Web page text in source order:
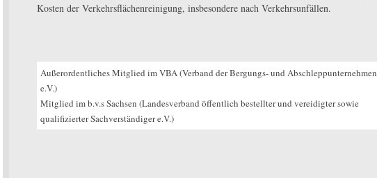
Kosten der Verkehrsflächenreinigung, insbesondere nach Verkehrsunfällen.
Außerordentliches Mitglied im VBA (Verband der Bergungs- und Abschleppunternehmen
e.V.)
Mitglied im b.v.s Sachsen (Landesverband öffentlich bestellter und vereidigter sowie
qualifizierter Sachverständiger e.V.)